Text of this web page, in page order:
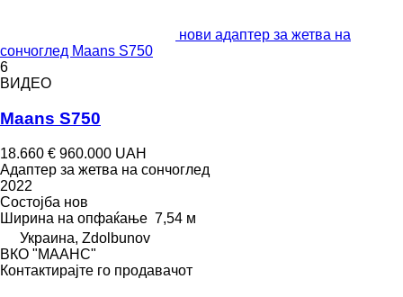
нови адаптер за жетва на
сончоглед Maans S750
6
ВИДЕО
Maans S750
18.660 € 960.000 UAH
Адаптер за жетва на сончоглед
2022
Состојба нов
Ширина на опфаќање 7,54 м
Украина, Zdolbunov
ВКО "МААНС"
Контактирајте го продавачот